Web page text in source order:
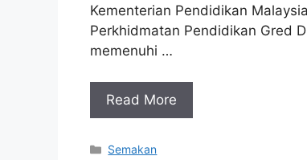
Kementerian Pendidikan
Perkhidmatan Pendidikan Gred
memenuhi …
Read More
Categories
Semakan